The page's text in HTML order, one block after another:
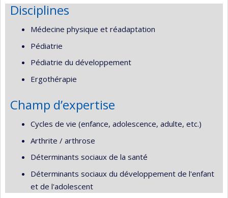
Disciplines
Médecine physique et réadaptation
Pédiatrie
Pédiatrie du développement
Ergothérapie
Champ d’expertise
Cycles de vie (enfance, adolescence, adulte, etc.)
Arthrite / arthrose
Déterminants sociaux de la santé
Déterminants sociaux du développement de l'enfant
et de l'adolescent